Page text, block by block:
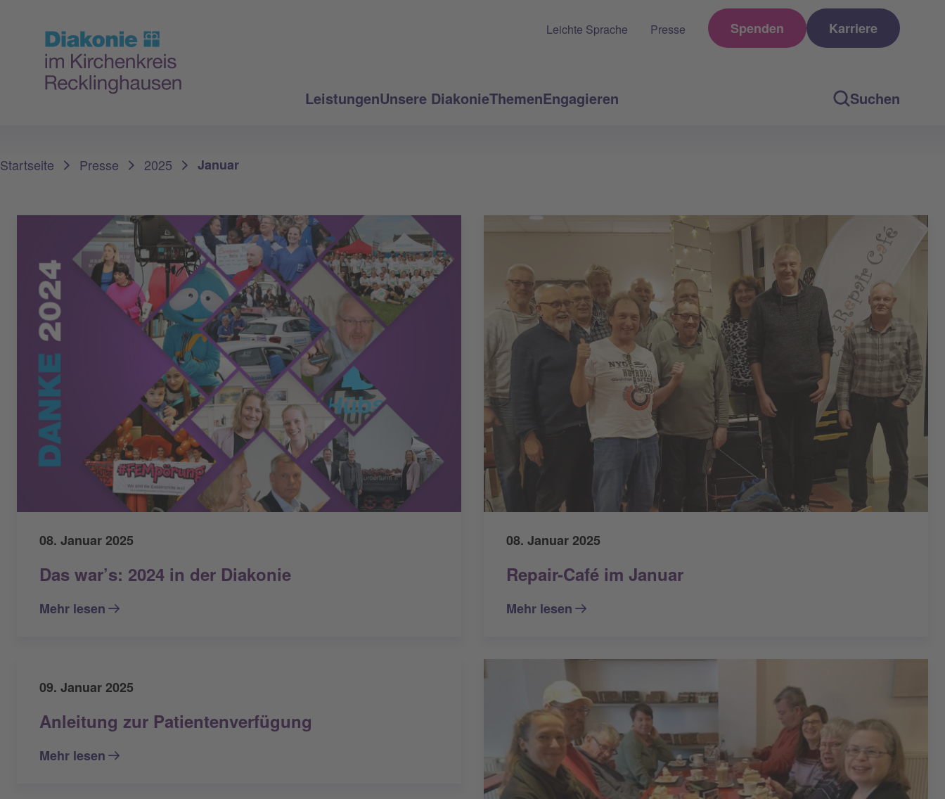
LeistungenUnsere DiakonieThemenEngagieren Suchen
Leichte Sprache Presse Spenden Karriere
Startseite Presse 2025 Januar
08. Januar 2025
Das war’s: 2024 in der Diakonie
Mehr lesen
08. Januar 2025
Repair-Café im Januar
Mehr lesen
09. Januar 2025
Anleitung zur Patientenverfügung
Mehr lesen